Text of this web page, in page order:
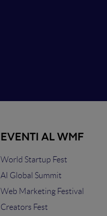
EVENTI AL WMF
World Startup Fest
AI Global Summit
Web Marketing Festival
Creators Fest